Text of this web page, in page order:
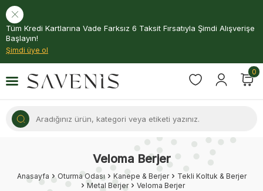
Tüm Kredi Kartlarına Vade Farksız 6 Taksit Fırsatıyla Şimdi Alışverişe
Başlayın!
Şimdi üye ol
0
Veloma Berjer
Anasayfa Oturma Odası Kanepe & Berjer
Tekli Koltuk & Berjer
Metal Berjer
Veloma Berjer